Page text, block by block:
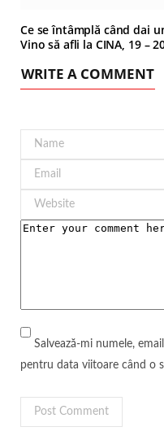
Ce se întâmplă când dai
Vino să afli la CINA, 19 –
WRITE A COMMENT
Salvează-mi numele,
pentru data viitoare când o